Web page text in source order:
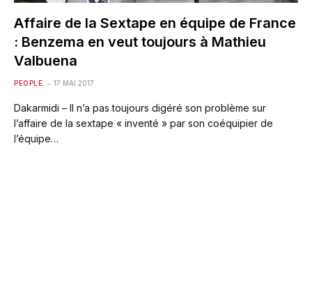
Affaire de la Sextape en équipe de France
: Benzema en veut toujours à Mathieu
Valbuena
PEOPLE 17 MAI 2017
Dakarmidi – Il n’a pas toujours digéré son problème sur
l’affaire de la sextape « inventé » par son coéquipier de
l’équipe…